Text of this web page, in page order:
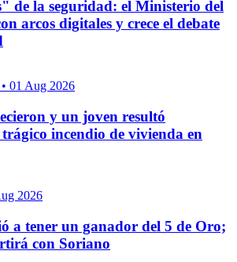
de la seguridad: el Ministerio del
arcos digitales y crece el debate
• 01 Aug 2026
y un joven resultó
incendio de vivienda en
2026
a tener un ganador del 5 de Oro;
con Soriano